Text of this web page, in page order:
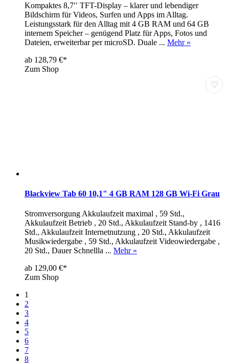
Kompaktes 8,7′′ TFT-Display – klarer und lebendiger
Bildschirm für Videos, Surfen und Apps im Alltag.
Leistungsstark für den Alltag mit 4 GB RAM und 64 GB
internem Speicher – genügend Platz für Apps, Fotos und
Dateien, erweiterbar per microSD. Duale ... Mehr »
ab 128,79 €*
Zum Shop
♡
Blackview Tab 60 10,1" 4 GB RAM 128 GB Wi-Fi Grau
Stromversorgung Akkulaufzeit maximal , 59 Std.,
Akkulaufzeit Betrieb , 20 Std., Akkulaufzeit Stand-by , 1416
Std., Akkulaufzeit Internetnutzung , 20 Std., Akkulaufzeit
Musikwiedergabe , 59 Std., Akkulaufzeit Videowiedergabe ,
20 Std., Dauer Schnellla ... Mehr »
ab 129,00 €*
Zum Shop
1
2
3
4
5
6
7
8